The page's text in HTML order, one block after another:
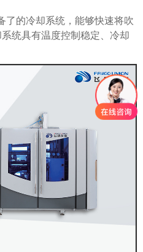
了的冷却系统，能够快速将吹
统具有温度控制稳定、冷却